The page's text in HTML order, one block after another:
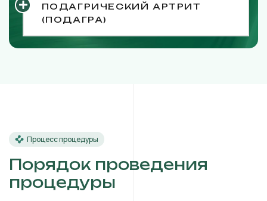
ПОДАГРИЧЕСКИЙ АРТРИТ
(ПОДАГРА)
Процесс процедуры
Порядок проведения
процедуры